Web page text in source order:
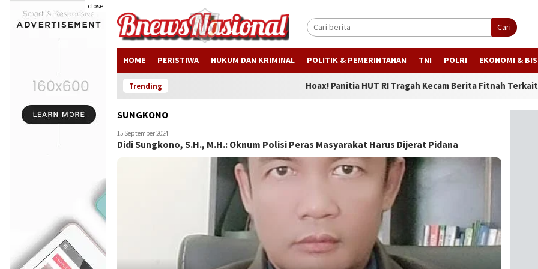
close
Cari
HOME PERISTIWA HUKUM DAN KRIMINAL POLITIK & PEMERINTAHAN TNI POLRI EKONOMI &
Trending Hoax! Panitia HUT RI Tragah Kecam Berita Fitnah Terkait Pungutan
SUNGKONO
15 September 2024
Didi Sungkono, S.H., M.H.: Oknum Polisi Peras Masyarakat Harus Dijerat Pidana